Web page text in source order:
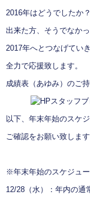
2016年はどうでしたか
出来た方、そうでなか
2017年へとつなげてい
全力で応援致します。
成績表（あゆみ）のご
以下、年末年始のスケ
ご確認をお願い致します
※年末年始のスケジュ
12/28（水）：年内の通